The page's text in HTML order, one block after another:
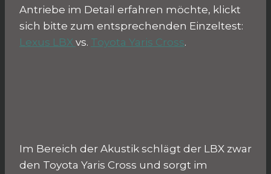
Antriebe im Detail erfahren möchte, klickt
sich bitte zum entsprechenden Einzeltest:
Lexus LBX vs. Toyota Yaris Cross.
Im Bereich der Akustik schlägt der LBX zwar
den Toyota Yaris Cross und sorgt im